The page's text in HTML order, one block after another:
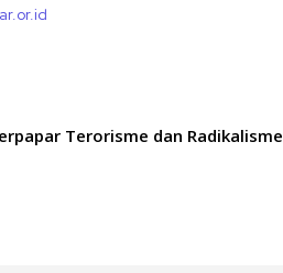
Terorisme dan Radikalisme